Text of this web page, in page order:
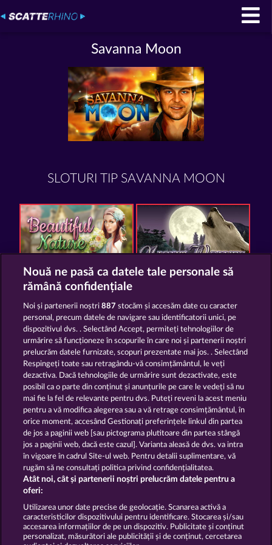
Savanna Moon
SLOTURI TIP SAVANNA MOON
Beautiful Nature Night Wolves
Black Beauty Golden Ei of Moorhuhn
Termeni și condiții
Declarație de confidențialitate
Asistență tehnică Firmă
Trimite Cererea de Retragere
Nouă ne pasă ca datele tale personale să
rămână confidențiale
Noi și partenerii noștri887 stocăm și accesăm date cu caracter
personal, precum datele de navigare sau identificatorii unici, pe
dispozitivul dvs. . Selectând Accept, permiteți tehnologiilor de
urmărire să funcționeze în scopurile în care noi și partenerii noștri
prelucrăm datele furnizate, scopuri prezentate mai jos. . Selectând
Respingeți toate sau retragându-vă consimțământul, le veți
dezactiva. Dacă tehnologiile de urmărire sunt dezactivate, este
posibil ca o parte din conținut și anunțurile pe care le vedeți să nu
mai fie la fel de relevante pentru dvs. Puteți reveni la acest meniu
pentru a vă modifica alegerea sau a vă retrage consimțământul, în
orice moment, accesând Gestionați preferințele linkul din partea
de jos a paginii web [sau pictograma plutitoare din partea stângă
jos a paginii web, dacă este cazul]. Varianta aleasă de dvs. va intra
în vigoare în cadrul Site-ul web. Pentru detalii suplimentare, vă
rugăm să ne consultați politica privind confidențialitatea.
Atât noi, cât și partenerii noștri prelucrăm datele pentru a
oferi:
Utilizarea unor date precise de geolocație. Scanarea activă a
caracteristicilor dispozitivului pentru identificare. Stocarea și/sau
accesarea informațiilor de pe un dispozitiv. Publicitate și conținut
personalizat, măsurători ale publicității și de conținut, cercetarea